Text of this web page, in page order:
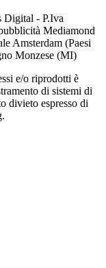
Digital - P.Iva
Mediamond
Amsterdam (Paesi
Monzese (MI)
e/o riprodotti è
di sistemi di
divieto espresso di